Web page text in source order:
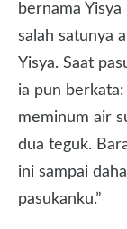
bernama
salah satunya
Yisya. Saat
ia pun
meminum air
dua teguk.
ini sampai
pasukanku.”